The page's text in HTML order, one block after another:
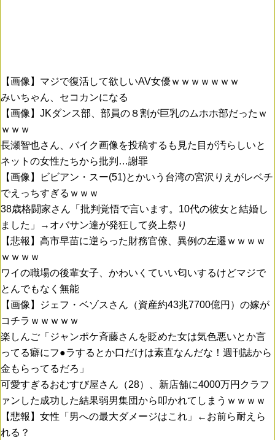
【画像】マジで復活して欲しいAV女優ｗｗｗｗｗｗｗ
みいちゃん、セコカンになる
【画像】JKダンス部、部員の８割が巨乳のムホホ部だったｗ
ｗｗｗ
長瀬智也さん、バイク画像を投稿するも見た目が汚らしいと
ネットの女性たちから批判…謝罪
【画像】ビビアン・スー(51)とかいう台湾の宮沢りえがレベチ
でえっちすぎるｗｗｗ
38歳格闘家さん「批判覚悟で言います。10代の彼女と結婚し
ました」→オバサン達が発狂して炎上祭り
【悲報】高市早苗に逆らった財務官僚、異例の左遷ｗｗｗｗ
ｗｗｗｗ
ワイの職場の後輩女子、かわいくていい匂いするけどマジで
とんでもなく無能
【画像】ジェフ・ベゾスさん（資産約43兆7700億円）の嫁が
コチラｗｗｗｗｗ
楽しんご「ジャンポケ斉藤さんを貶めた女は気色悪いとか言
ってる癖にフ●ラするとか口だけは素直なんだな！週刊誌から
金もらってるだろ」
可愛すぎるおむすび屋さん（28）、新店舗に4000万円クラフ
ァンした成功した結果弱男集団から叩かれてしまうｗｗｗｗ
【悲報】女性「男への最大ダメージはこれ」←お前ら耐えら
れる？